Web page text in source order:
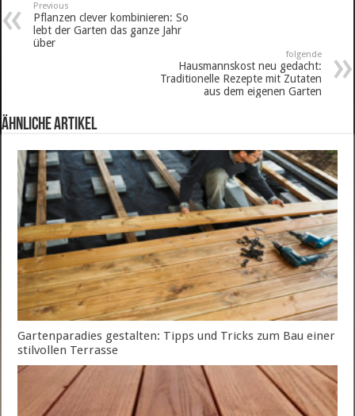
Previous
Pflanzen clever kombinieren: So
lebt der Garten das ganze Jahr
über
folgende
Hausmannskost neu gedacht:
Traditionelle Rezepte mit Zutaten
aus dem eigenen Garten
ähnliche Artikel
Gartenparadies gestalten: Tipps und Tricks zum Bau einer
stilvollen Terrasse